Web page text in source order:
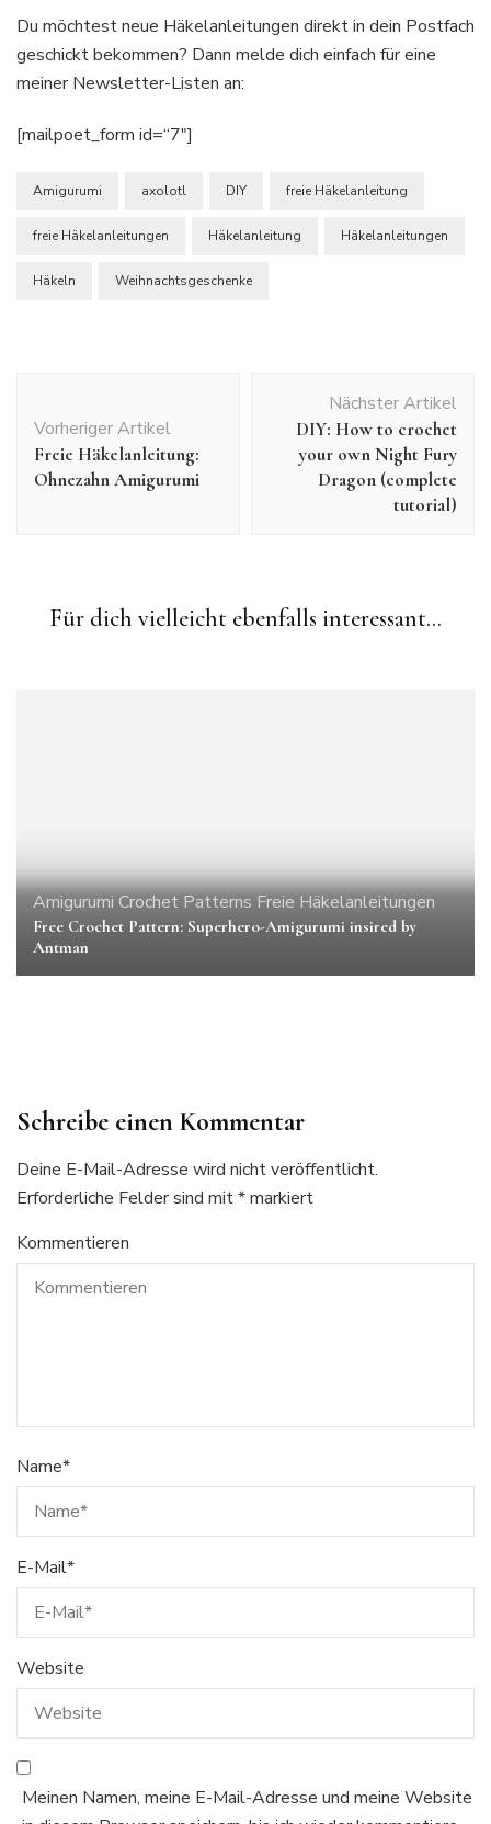
Du möchtest neue Häkelanleitungen direkt in dein Postfach
geschickt bekommen? Dann melde dich einfach für eine
meiner Newsletter-Listen an:
[mailpoet_form id=“7″]
Amigurumi axolotl DIY freie Häkelanleitung
freie Häkelanleitungen Häkelanleitung Häkelanleitungen
Häkeln Weihnachtsgeschenke
Vorheriger Artikel
Freie Häkelanleitung:
Ohnezahn Amigurumi
Nächster Artikel
DIY: How to crochet
your own Night Fury
Dragon (complete
tutorial)
Für dich vielleicht ebenfalls interessant...
Häkelanleitungen
Free Crochet Pattern: Sherlock Holmes Hat for Babys
Amigurumi Crochet Patterns Freie Häkelanleitungen
Free Crochet Pattern: Superhero-Amigurumi insired by
Antman
Freie Häkelanleitungenweihnachtliche Häkelmuster
Eine Weihnachtskrippe häkeln Schritt 12: Der Schäfer (der
flauschige Adventskalender)
Schreibe einen Kommentar
Deine E-Mail-Adresse wird nicht veröffentlicht.
Erforderliche Felder sind mit*markiert
Kommentieren
Name*
E-Mail*
Website
Meinen Namen, meine E-Mail-Adresse und meine Website